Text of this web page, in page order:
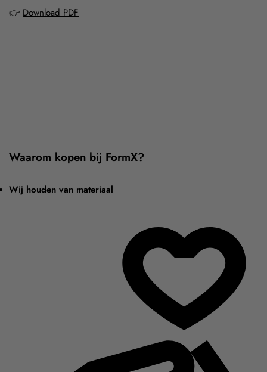
👉 Download PDF
Waarom kopen bij FormX?
Wij houden van materiaal